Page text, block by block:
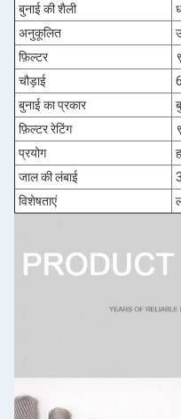
बुनाई की शैली
अनुकूलित
फ़िल्टर
चौड़ाई
बुनाई का प्रकार
फ़िल्टर रेटिंग
प्रयोग
जाल की लंबाई
विशेषताएं